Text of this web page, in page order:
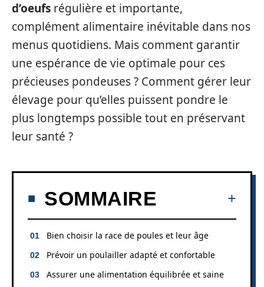
d’oeufs régulière et importante,
complément alimentaire inévitable dans nos
menus quotidiens. Mais comment garantir
une espérance de vie optimale pour ces
précieuses pondeuses ? Comment gérer leur
élevage pour qu’elles puissent pondre le
plus longtemps possible tout en préservant
leur santé ?
SOMMAIRE
Bien choisir la race de poules et leur âge
Prévoir un poulailler adapté et confortable
Assurer une alimentation équilibrée et saine